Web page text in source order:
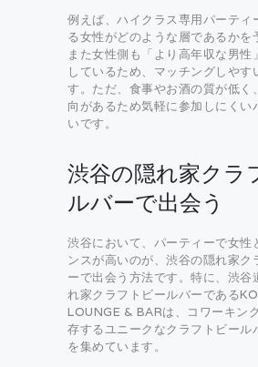
例えば、ハイクラス専用パーティ
る女性がどのような層であるかを
また女性側も「より高年収な男性
しているため、マッチングしやす
す。ただ、食事やお酒の質が低く
向があるため気軽に参加しにくい
いです。
渋谷の隠れ家クラ
ルバーで出会う
渋谷において、パーティーで女性
ンスが高いのが、渋谷の隠れ家ク
ーで出会う方法です。特に、渋谷
れ家クラフトビールバーである
LOUNGE & BARは、コワーキン
存するユニークなクラフトビール
を集めています。